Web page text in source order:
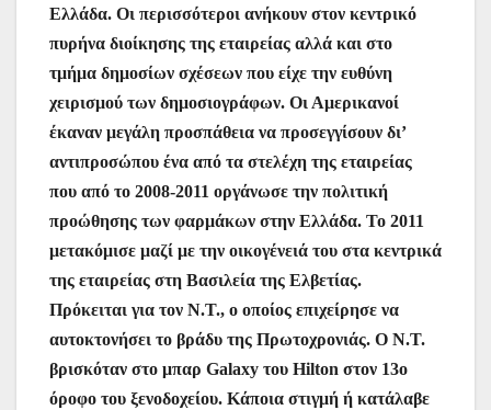
Ελλάδα. Οι περισσότεροι ανήκουν στον κεντρικό
πυρήνα διοίκησης της εταιρείας αλλά και στο
τμήμα δημοσίων σχέσεων που είχε την ευθύνη
χειρισμού των δημοσιογράφων. Οι Αμερικανοί
έκαναν μεγάλη προσπάθεια να προσεγγίσουν δι’
αντιπροσώπου ένα από τα στελέχη της εταιρείας
που από το 2008-2011 οργάνωσε την πολιτική
προώθησης των φαρμάκων στην Ελλάδα. Το 2011
μετακόμισε μαζί με την οικογένειά του στα κεντρικά
της εταιρείας στη Βασιλεία της Ελβετίας.
Πρόκειται για τον Ν.Τ., ο οποίος επιχείρησε να
αυτοκτονήσει το βράδυ της Πρωτοχρονιάς. Ο Ν.Τ.
βρισκόταν στο μπαρ Galaxy του Hilton στον 13ο
όροφο του ξενοδοχείου. Κάποια στιγμή ή κατάλαβε